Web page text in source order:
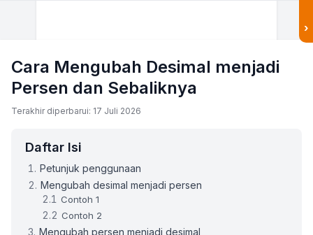
›
Cara Mengubah Desimal menjadi
Persen dan Sebaliknya
Terakhir diperbarui: 17 Juli 2026
Daftar Isi
Petunjuk penggunaan
Mengubah desimal menjadi persen
Contoh 1
Contoh 2
Mengubah persen menjadi desimal